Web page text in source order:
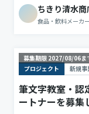
ちきり清水
食品・飲料メーカ
募集期限 2027/08/06ま
プロジェクト
新規
筆文字教室・認
ートナーを募集